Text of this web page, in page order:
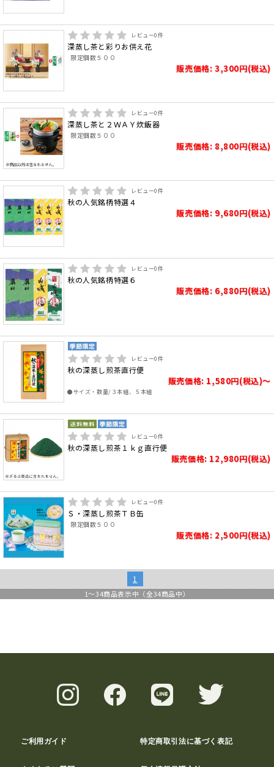
レビュー0件
深蒸し茶と彩りお供え花
限定個数５００
販売価格: 3,300円(税込)
レビュー0件
深蒸し茶と２ＷＡＹ炊飯器
限定個数５００
販売価格: 8,800円(税込)
レビュー0件
秋の人気銘柄特選４
販売価格: 9,680円(税込)
レビュー0件
秋の人気銘柄特選６
販売価格: 6,880円(税込)
レビュー0件
秋の深蒸し煎茶直行便
販売価格: 1,580円(税込)～
●サイズ・数量/３本組、５本組
レビュー0件
秋の深蒸し煎茶１ｋｇ直行便
販売価格: 12,980円(税込)
レビュー0件
Ｓ・深蒸し煎茶ＴＢ缶
限定個数５００
販売価格: 2,500円(税込)
1
1～34商品表示中（全34商品中）
ご利用ガイド 特定商取引法に基づく表記